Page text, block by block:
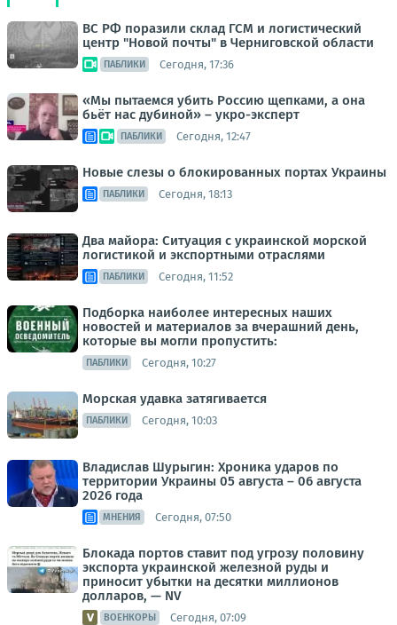
ВС РФ поразили склад ГСМ и логистический
центр "Новой почты" в Черниговской области
ПАБЛИКИ Сегодня, 17:36
«Мы пытаемся убить Россию щепками, а она
бьёт нас дубиной» – укро-эксперт
ПАБЛИКИ Сегодня, 12:47
Новые слезы о блокированных портах Украины
ПАБЛИКИ Сегодня, 18:13
Два майора: Ситуация с украинской морской
логистикой и экспортными отраслями
ПАБЛИКИ Сегодня, 11:52
Подборка наиболее интересных наших
новостей и материалов за вчерашний день,
которые вы могли пропустить:
ПАБЛИКИ Сегодня, 10:27
Морская удавка затягивается
ПАБЛИКИ Сегодня, 10:03
Владислав Шурыгин: Хроника ударов по
территории Украины 05 августа – 06 августа
2026 года
МНЕНИЯ Сегодня, 07:50
Блокада портов ставит под угрозу половину
экспорта украинской железной руды и
приносит убытки на десятки миллионов
долларов, — NV
ВОЕНКОРЫ Сегодня, 07:09